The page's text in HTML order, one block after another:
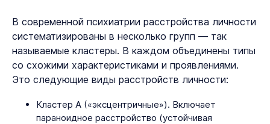
В современной психиатрии расстройства личности
систематизированы в несколько групп — так
называемые кластеры. В каждом объединены типы
со схожими характеристиками и проявлениями.
Это следующие виды расстройств личности:
Кластер А («эксцентричные»). Включает
параноидное расстройство (устойчивая